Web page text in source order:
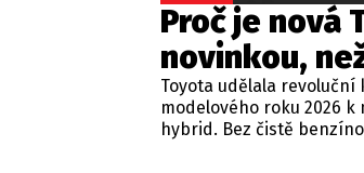
Proč je nová
novinkou,
Toyota udělala revoluční
modelového roku 2026
hybrid. Bez čistě